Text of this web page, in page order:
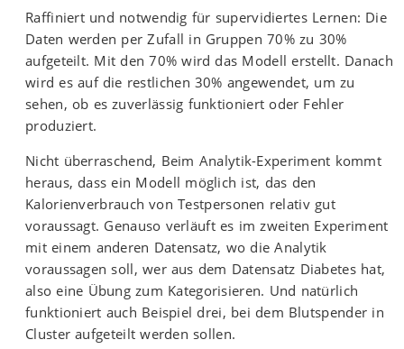
Raffiniert und notwendig für supervidiertes Lernen: Die
Daten werden per Zufall in Gruppen 70% zu 30%
aufgeteilt. Mit den 70% wird das Modell erstellt. Danach
wird es auf die restlichen 30% angewendet, um zu
sehen, ob es zuverlässig funktioniert oder Fehler
produziert.
Nicht überraschend, Beim Analytik-Experiment kommt
heraus, dass ein Modell möglich ist, das den
Kalorienverbrauch von Testpersonen relativ gut
voraussagt. Genauso verläuft es im zweiten Experiment
mit einem anderen Datensatz, wo die Analytik
voraussagen soll, wer aus dem Datensatz Diabetes hat,
also eine Übung zum Kategorisieren. Und natürlich
funktioniert auch Beispiel drei, bei dem Blutspender in
Cluster aufgeteilt werden sollen.